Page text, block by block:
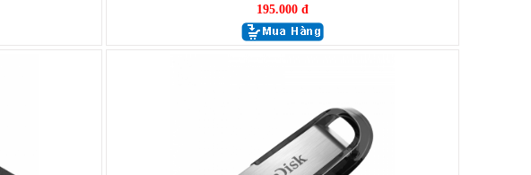
195.000 đ